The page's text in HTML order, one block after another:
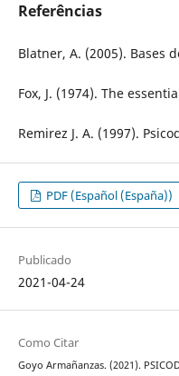
Referências
Blatner, A. (2005). Bases
Fox, J. (1974). The
Remirez J. A. (1997).
PDF (Español (España))
Publicado
2021-04-24
Como Citar
Goyo Armañanzas. (2021).